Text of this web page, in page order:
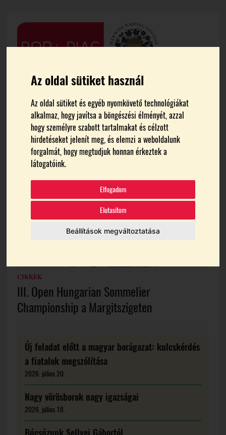
Az oldal sütiket használ
Az oldal sütiket és egyéb nyomkövető technológiákat
alkalmaz, hogy javítsa a böngészési élményét, azzal
hogy személyre szabott tartalmakat és célzott
hirdetéseket jelenít meg, és elemzi a weboldalunk
forgalmát, hogy megtudjuk honnan érkeztek a
látogatóink.
Elfogadom
Elutasítom
Beállítások megváltoztatása
FŐOLDAL MARIA BOUMPA
Maria Boumpa
CIKKEK
III. Open Hungarian Sommelier
Championship a Margitszigeten
Új feladat előtt a magyar borágazat: kulcskérdés
a fiatalok megszólítása
2026. július 20.
Nagy vörösborok nagy igazságai
2026. július 18.